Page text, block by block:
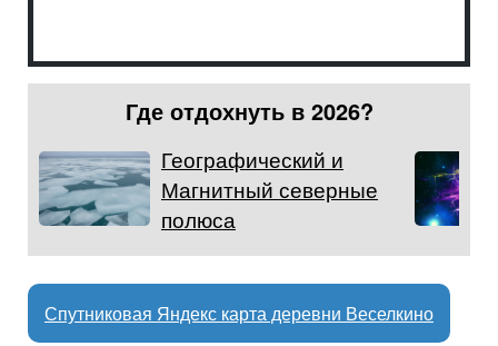
Где отдохнуть в 2026?
Географический и
Магнитный северные
полюса
Спутниковая Яндекс карта деревни Веселкино